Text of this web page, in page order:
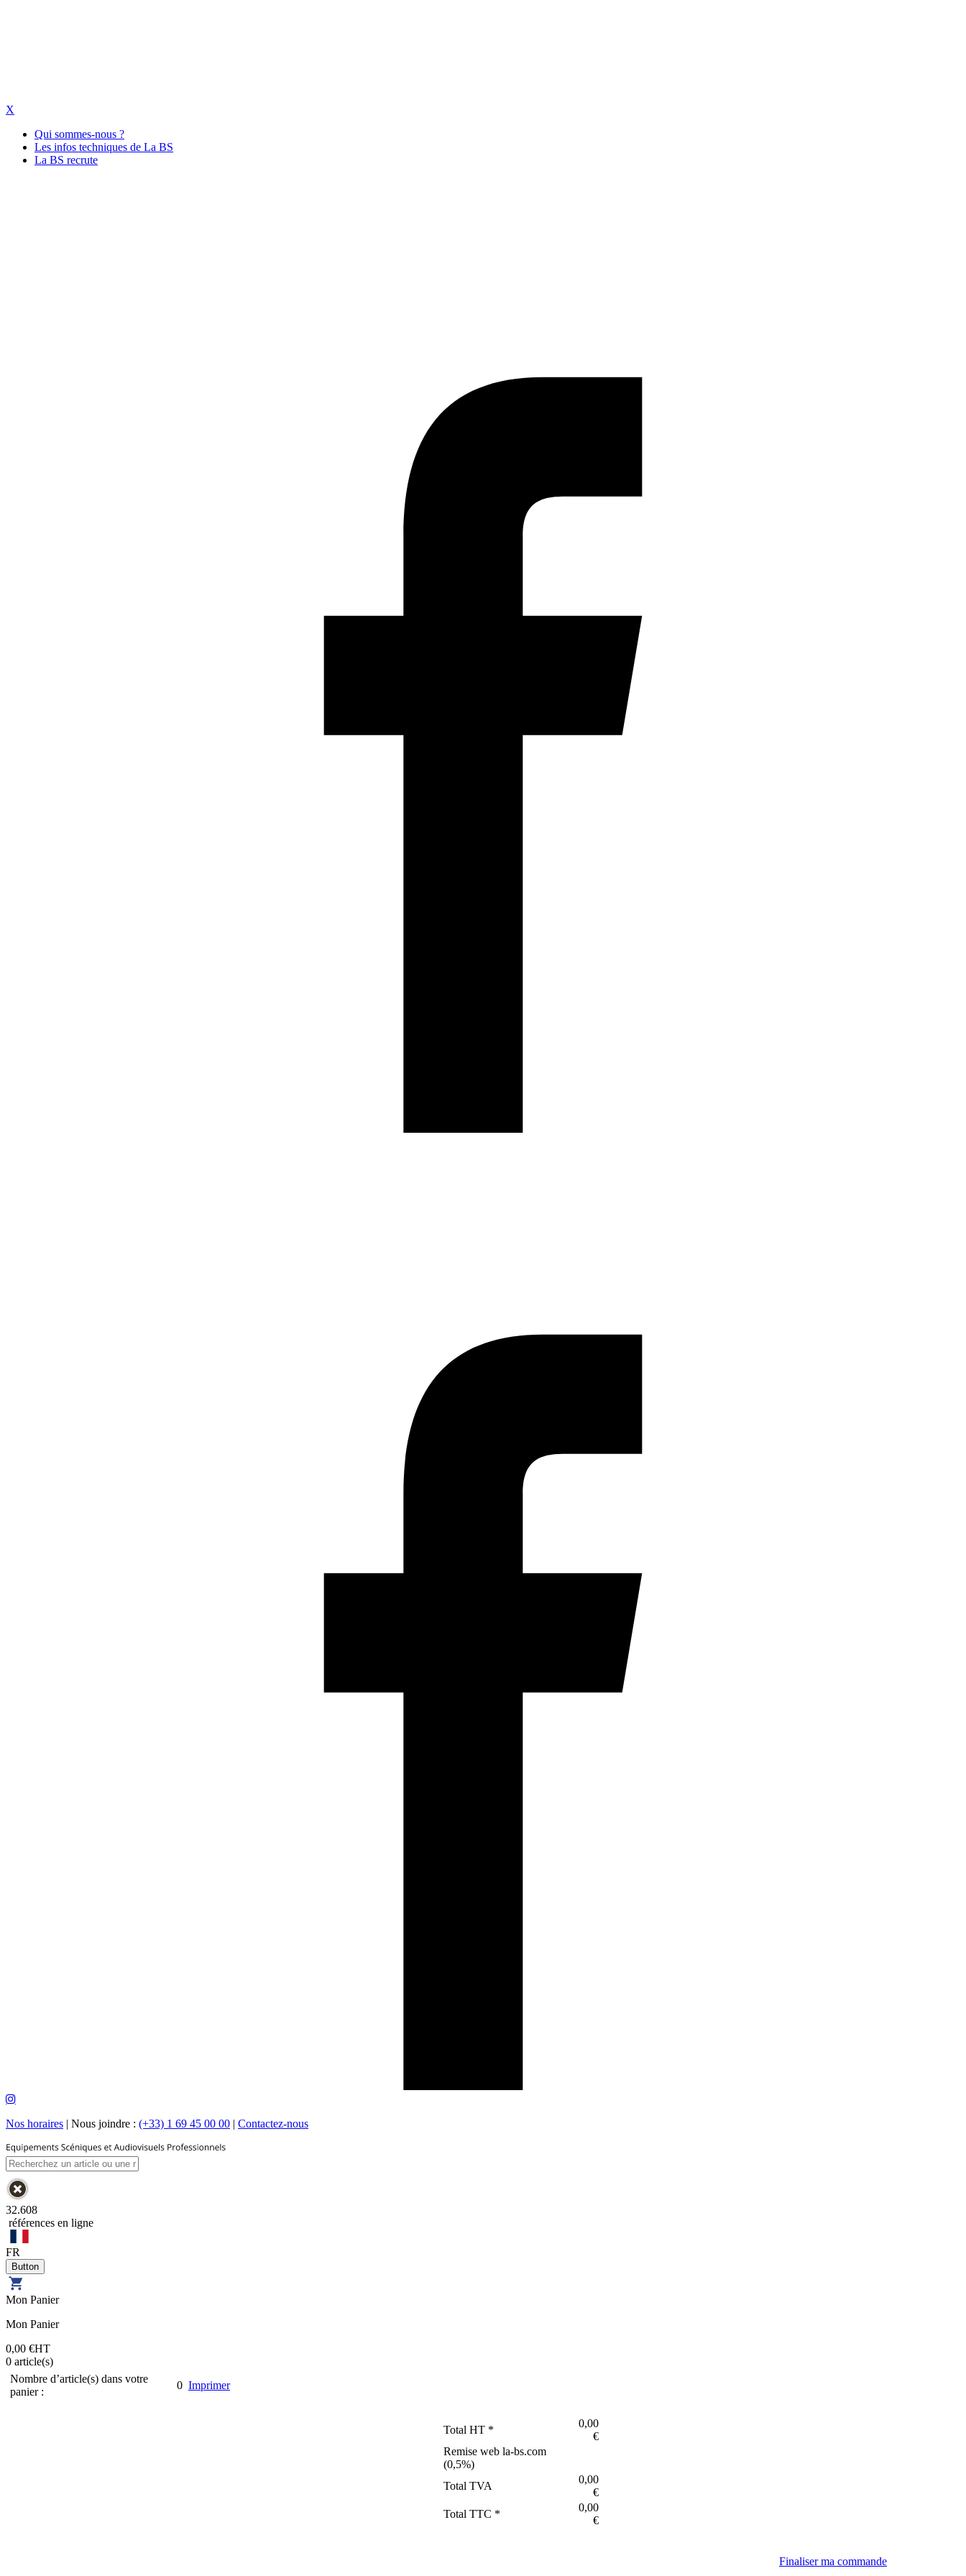
X
Qui sommes-nous ?
Les infos techniques de La BS
La BS recrute
Nos horaires | Nous joindre : (+33) 1 69 45 00 00 | Contactez-nous
32.608
références en ligne
FR
Mon Panier
Mon Panier
0,00 €HT
0 article(s)
Nombre d’article(s) dans votre
panier :
0 Imprimer
Total HT *
0,00
€
Remise web la-bs.com
(0,5%)
Total TVA
0,00
€
Total TTC *
0,00
€
Finaliser ma commande